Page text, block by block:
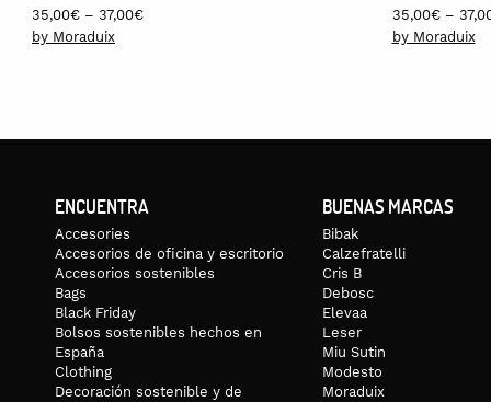
35,00€ – 37,00€Price
by Moraduix
35,00€ –
by Moraduix
ENCUENTRA
Accesories
Accesorios de oficina y escritorio
Accesorios sostenibles
Bags
Black Friday
Bolsos sostenibles hechos en
España
Clothing
Decoración sostenible y de
BUENAS MARCAS
Bibak
Calzefratelli
Cris B
Debosc
Elevaa
Leser
Miu Sutin
Modesto
Moraduix